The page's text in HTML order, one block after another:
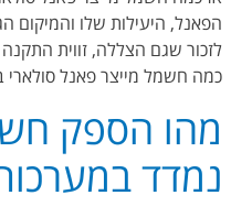
הפאנל, היעילות שלו והמיקום
לזכור שגם הצללה, זווית
כמה חשמל מייצר פאנל סולארי
מהו הספק
נמדד